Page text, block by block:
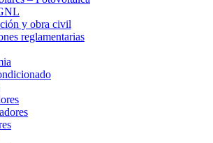
y obra civil
reglamentarias